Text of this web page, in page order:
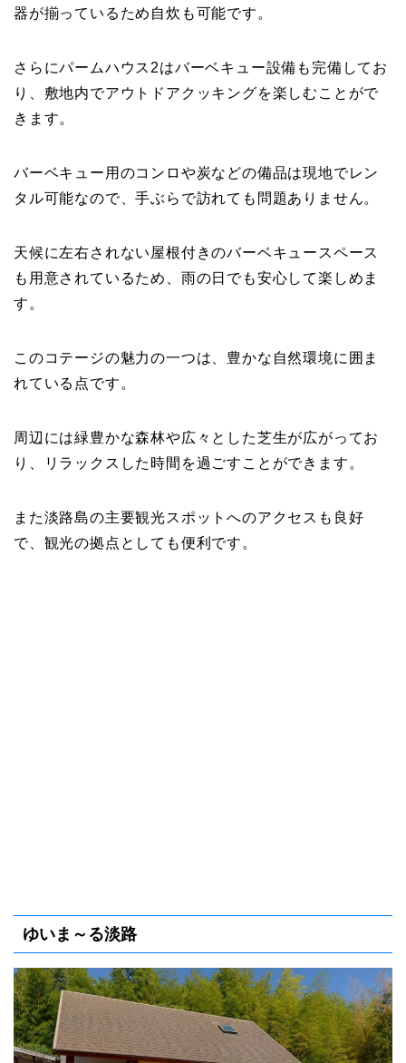
器が揃っているため自炊も可能です。
さらにパームハウス2はバーベキュー設備も完備してお
り、敷地内でアウトドアクッキングを楽しむことがで
きます。
バーベキュー用のコンロや炭などの備品は現地でレン
タル可能なので、手ぶらで訪れても問題ありません。
天候に左右されない屋根付きのバーベキュースペース
も用意されているため、雨の日でも安心して楽しめま
す。
このコテージの魅力の一つは、豊かな自然環境に囲ま
れている点です。
周辺には緑豊かな森林や広々とした芝生が広がってお
り、リラックスした時間を過ごすことができます。
また淡路島の主要観光スポットへのアクセスも良好
で、観光の拠点としても便利です。
ゆいま～る淡路